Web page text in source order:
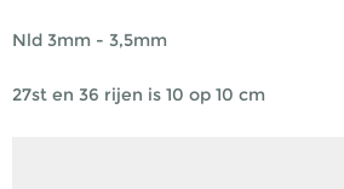
Nld 3mm - 3,5mm
27st en 36 rijen is 10 op 10 cm